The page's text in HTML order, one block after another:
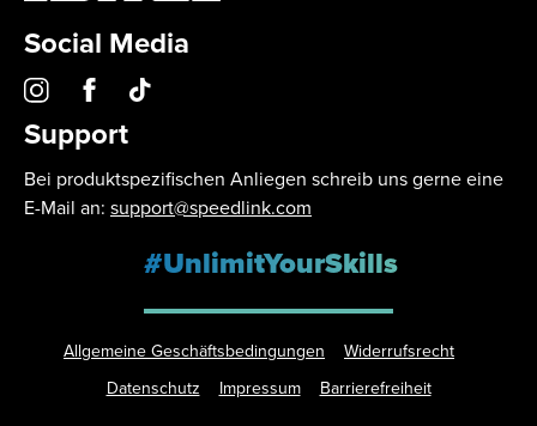
Social Media
Support
Bei produktspezifischen Anliegen schreib uns gerne eine
E-Mail an: support@speedlink.com
#UnlimitYourSkills
Allgemeine Geschäftsbedingungen
Widerrufsrecht
Datenschutz
Impressum Barrierefreiheit